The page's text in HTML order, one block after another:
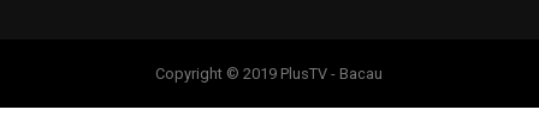
Copyright © 2019 PlusTV - Bacau